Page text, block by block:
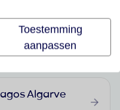
Domes Lake Algarve, Autograph Collection
Algarve
Toestemming
aanpassen